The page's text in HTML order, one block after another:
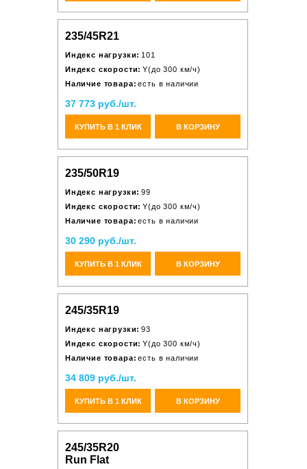
235/45R21
Индекс нагрузки: 101
Индекс скорости: Y(до 300 км/ч)
Наличие товара: есть в наличии
37 773 руб./шт.
КУПИТЬ В 1 КЛИК В КОРЗИНУ
235/50R19
Индекс нагрузки: 99
Индекс скорости: Y(до 300 км/ч)
Наличие товара: есть в наличии
30 290 руб./шт.
КУПИТЬ В 1 КЛИК В КОРЗИНУ
245/35R19
Индекс нагрузки: 93
Индекс скорости: Y(до 300 км/ч)
Наличие товара: есть в наличии
34 809 руб./шт.
КУПИТЬ В 1 КЛИК В КОРЗИНУ
245/35R20
Run Flat